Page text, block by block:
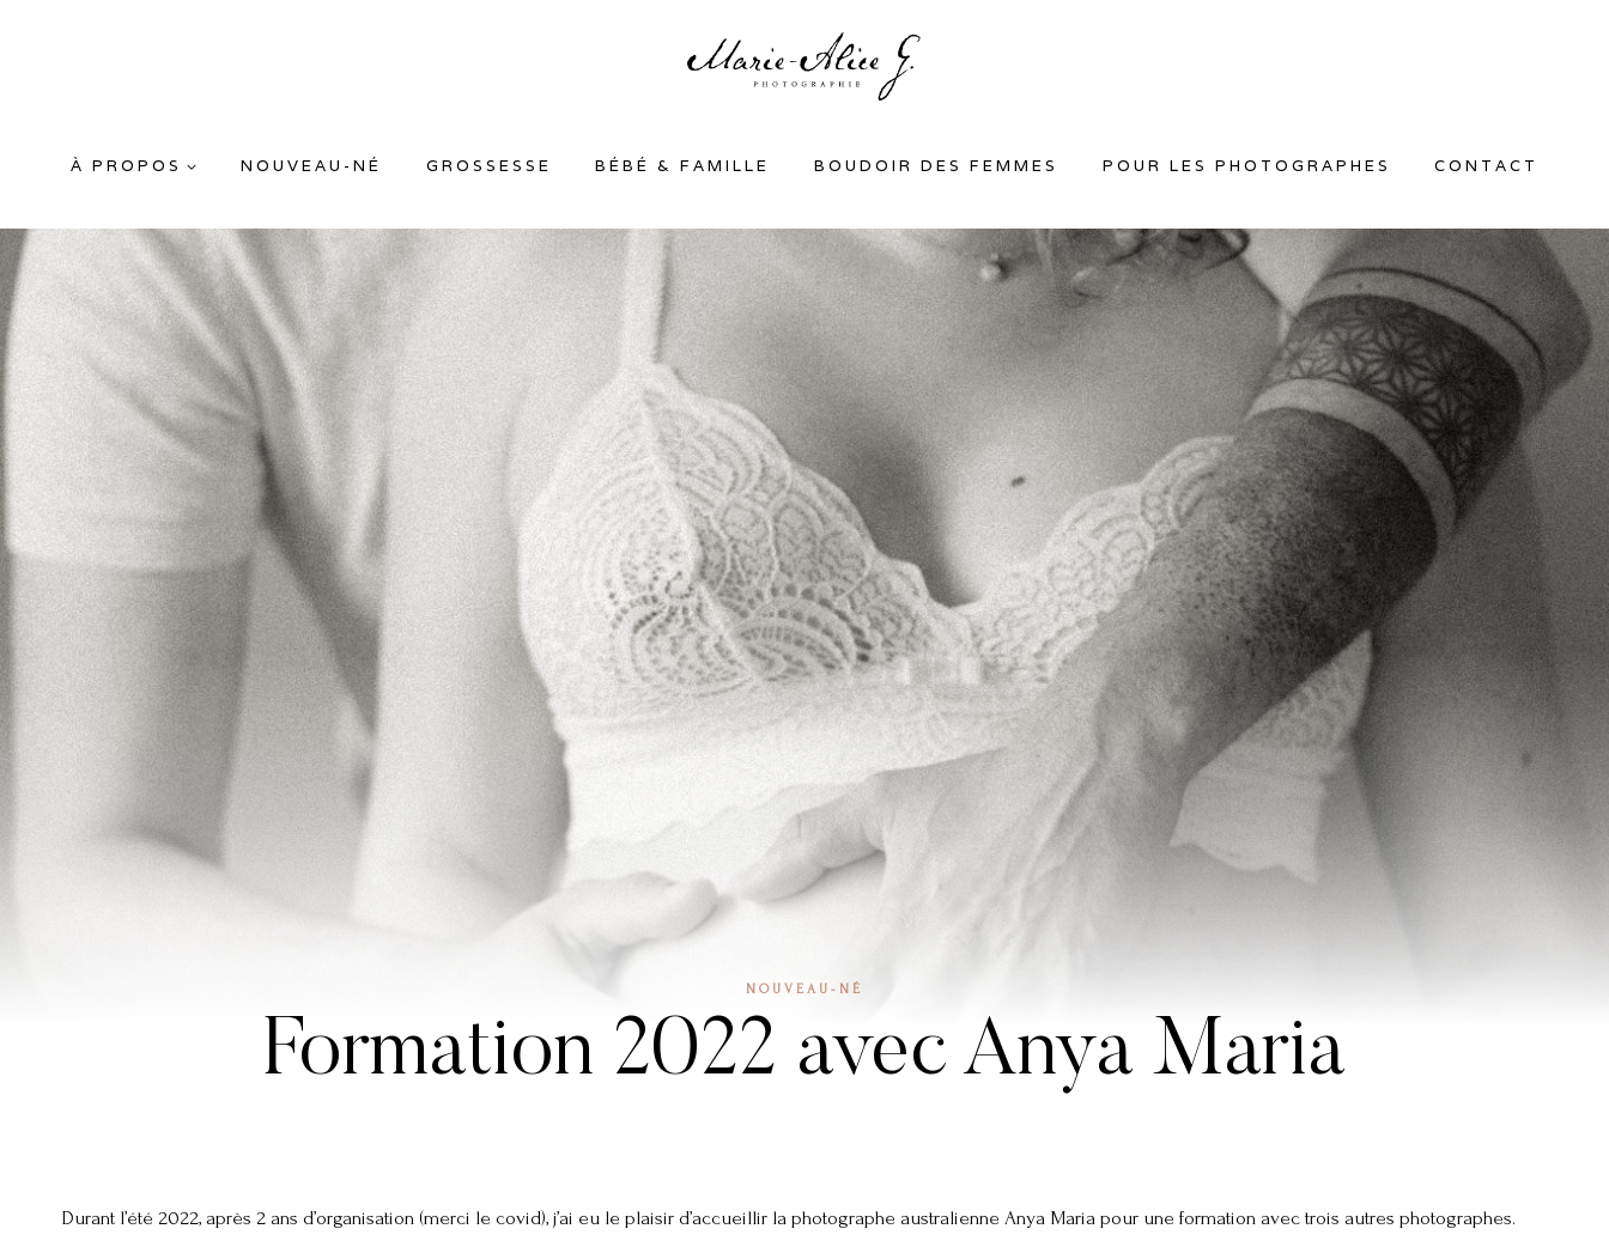
À PROPOS NOUVEAU-NÉ GROSSESSE BÉBÉ & FAMILLE BOUDOIR DES FEMMES POUR LES PHOTOGRAPHES CONTACT
NOUVEAU-NÉ
Formation 2022 avec Anya Maria
Durant l’été 2022, après 2 ans d’organisation (merci le covid), j’ai eu le plaisir d’accueillir la photographe australienne Anya Maria pour une formation avec trois autres photographes.